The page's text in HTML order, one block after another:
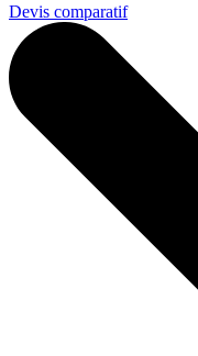
Devis comparatif